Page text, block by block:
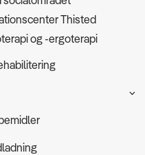
Thisted
og -ergoterapi